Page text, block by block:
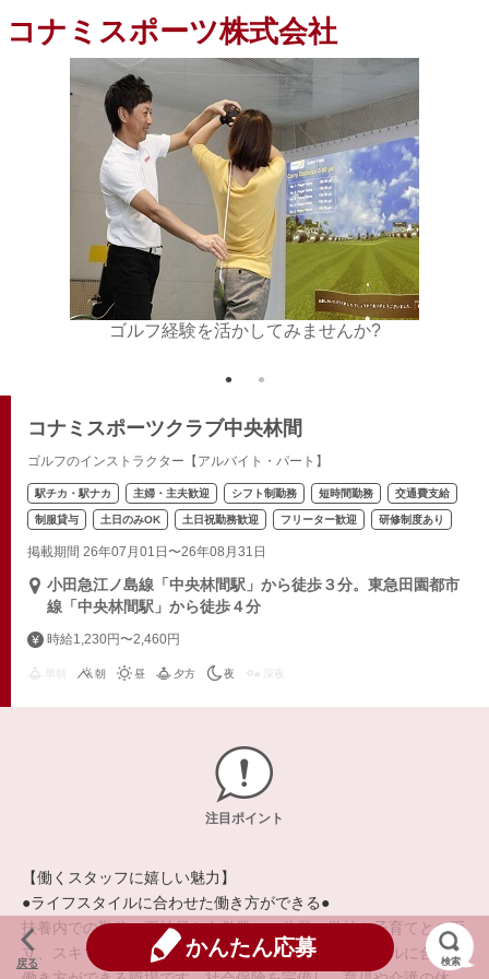
コナミスポーツ株式会社
ゴルフ経験を活かしてみませんか?
コナミスポーツクラブ中央林間
ゴルフのインストラクター【アルバイト・パート】
駅チカ・駅ナカ 主婦・主夫歓迎 シフト制勤務 短時間勤務 交通費支給
制服貸与 土日のみOK 土日祝勤務歓迎 フリーター歓迎 研修制度あり
掲載期間 26年07月01日〜26年08月31日
小田急江ノ島線「中央林間駅」から徒歩３分。東急田園都市
線「中央林間駅」から徒歩４分
時給1,230円〜2,460円
朝 昼 夕方 夜 深夜
注目ポイント
【働くスタッフに嬉しい魅力】
●ライフスタイルに合わせた働き方ができる●
扶養内での勤務、正社員や自営業との兼業、学校や子育てとの両
立、スキマ時間の活用など、それぞれのライフスタイルに合った
戻る
かんたん応募
検索